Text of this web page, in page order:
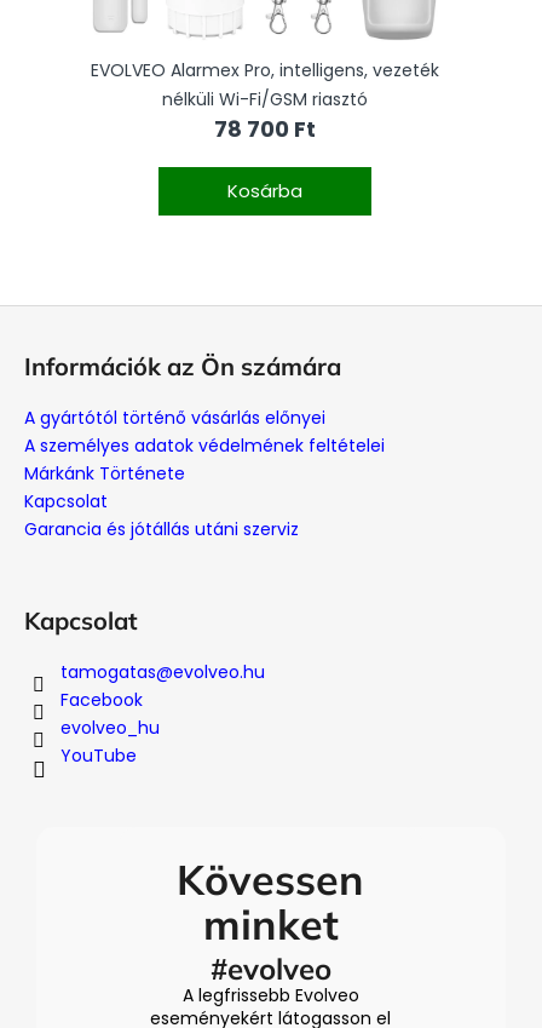
EVOLVEO Alarmex Pro, intelligens, vezeték
nélküli Wi-Fi/GSM riasztó
78 700 Ft
Kosárba
Információk az Ön számára
A gyártótól történő vásárlás előnyei
A személyes adatok védelmének feltételei
Márkánk Története
Kapcsolat
Garancia és jótállás utáni szerviz
Kapcsolat
tamogatas@evolveo.hu
Facebook
evolveo_hu
YouTube
Kövessen
minket
#evolveo
A legfrissebb Evolveo
eseményekért látogasson el